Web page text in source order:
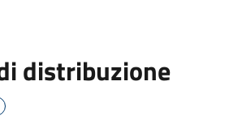
distribuzione